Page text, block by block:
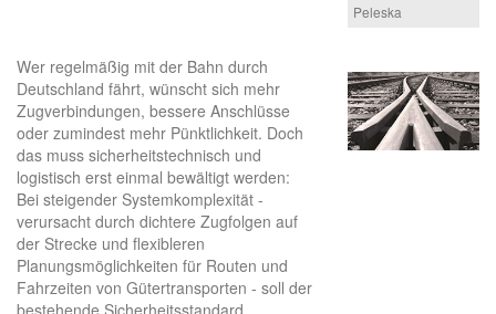
Wer regelmäßig mit der Bahn durch
Deutschland fährt, wünscht sich mehr
Zugverbindungen, bessere Anschlüsse
oder zumindest mehr Pünktlichkeit. Doch
das muss sicherheitstechnisch und
logistisch erst einmal bewältigt werden:
Bei steigender Systemkomplexität -
verursacht durch dichtere Zugfolgen auf
der Strecke und flexibleren
Planungsmöglichkeiten für Routen und
Fahrzeiten von Gütertransporten - soll der
bestehende Sicherheitsstandard
Peleska